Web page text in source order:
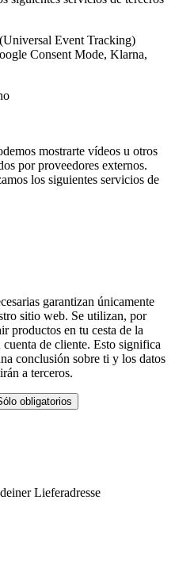
Event Tracking)
Consent Mode, Klarna,
mostrarte vídeos u otros
por proveedores externos.
los siguientes servicios de
garantizan únicamente
sitio web. Se utilizan, por
productos en tu cesta de la
de cliente. Esto significa
conclusión sobre ti y los datos
a terceros.
obligatorios
Lieferadresse